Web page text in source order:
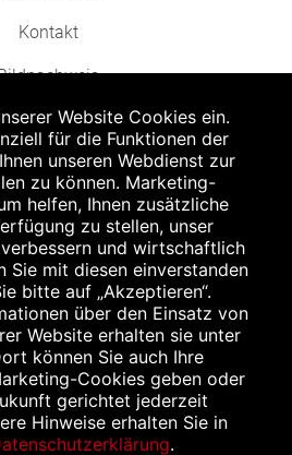
Kontakt
solange der Vorrat reicht. Für Druck-
lesen Sie die Packungsbeilage und fragen
Apothekenerstattungspreis
Preisempfehlung der Hersteller. Der
in Ansatz gebrachter Preis für rezeptfreie
Höhe dem für Apotheken verbindlichen
in bestimmten Fällen (z.B. bei Kindern
der gesetzlichen Krankenversicherung
Erstattungspreis im Falle einer
Krankenkassen, vor Abzug eines
§130 Abs. 1 SGB V.
Website Cookies ein.
für die Funktionen der
unseren Webdienst zur
zu können. Marketing-
helfen, Ihnen zusätzliche
zu stellen, unser
und wirtschaftlich
Sie mit diesen einverstanden
bitte auf „Akzeptieren“.
über den Einsatz von
Website erhalten sie unter
können Sie auch Ihre
Cookies geben oder
gerichtet jederzeit
Hinweise erhalten Sie in
.